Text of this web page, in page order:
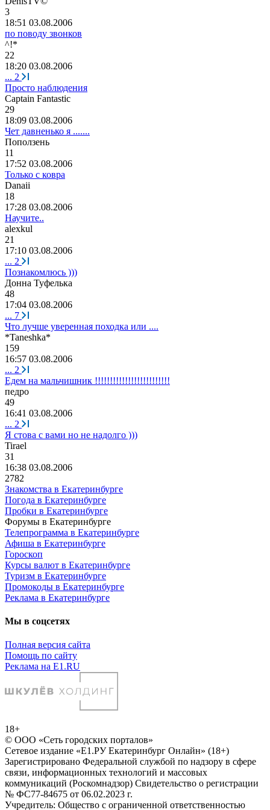
3
18:51 03.08.2006
по поводу звонков
^!*
22
18:20 03.08.2006
... 2
Просто наблюдения
Captain Fantastic
29
18:09 03.08.2006
Чет давненько я .......
Поползень
11
17:52 03.08.2006
Только с ковра
Danaii
18
17:28 03.08.2006
Научите..
alexkul
21
17:10 03.08.2006
... 2
Познакомлюсь )))
Донна Туфелька
48
17:04 03.08.2006
... 7
Что лучше уверенная походка или ....
*Taneshka*
159
16:57 03.08.2006
... 2
Едем на мальчишник !!!!!!!!!!!!!!!!!!!!!!!!!
педро
49
16:41 03.08.2006
... 2
Я стова с вами но не надолго )))
Tirаel
31
16:38 03.08.2006
2782
Знакомства в Екатеринбурге
Погода в Екатеринбурге
Пробки в Екатеринбурге
Форумы в Екатеринбурге
Телепрограмма в Екатеринбурге
Афиша в Екатеринбурге
Гороскоп
Курсы валют в Екатеринбурге
Туризм в Екатеринбурге
Промокоды в Екатеринбурге
Реклама в Екатеринбурге
Мы в соцсетях
Полная версия сайта
Помощь по сайту
Реклама на E1.RU
18+
© ООО «Сеть городских порталов»
Сетевое издание «Е1.РУ Екатеринбург Онлайн» (18+)
Зарегистрировано Федеральной службой по надзору в сфере
связи, информационных технологий и массовых
коммуникаций (Роскомнадзор) Свидетельство о регистрации
№ ФС77-84675 от 06.02.2023 г.
Учредитель: Общество с ограниченной ответственностью